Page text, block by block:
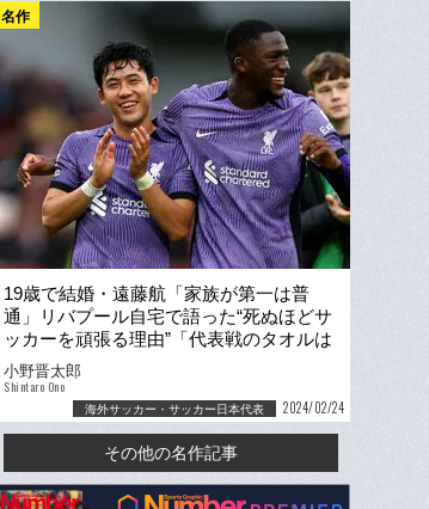
名作
19歳で結婚・遠藤航「家族が第一は普
通」リバプール自宅で語った“死ぬほどサ
ッカーを頑張る理由”「代表戦のタオルは
タケや薫が多いけど…」
小野晋太郎
Shintaro Ono
海外サッカー・サッカー日本代表 2024/02/24
その他の名作記事